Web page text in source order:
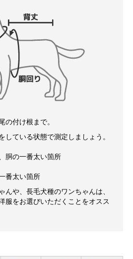
の付け根まで。
ている状態で測定しましょう。
胴の一番太い箇所
番太い箇所
や、長毛犬種のワンちゃんは、
服をお選びいただくことをオスス